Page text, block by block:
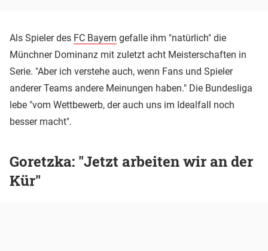
Als Spieler des FC Bayern gefalle ihm "natürlich" die
Münchner Dominanz mit zuletzt acht Meisterschaften in
Serie. "Aber ich verstehe auch, wenn Fans und Spieler
anderer Teams andere Meinungen haben." Die Bundesliga
lebe "vom Wettbewerb, der auch uns im Idealfall noch
besser macht".
Goretzka: "Jetzt arbeiten wir an der
Kür"